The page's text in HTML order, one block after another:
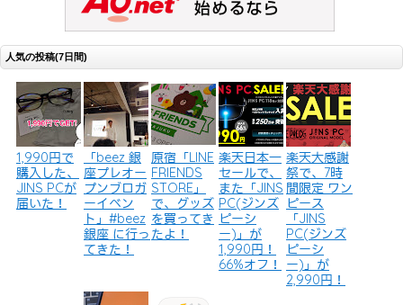
人気の投稿(7日間)
1,990円で
購入した、
JINS PCが
届いた！
「beez 銀
座プレオー
プンブロガ
ーイベン
ト」#beez
銀座 に行っ
てきた！
原宿「LINE
FRIENDS
STORE」
で、グッズ
を買ってき
たよ！
楽天日本一
セールで、
また「JINS
PC(ジンズ
ピーシ
ー)」が
1,990円！
66%オフ！
楽天大感謝
祭で、7時
間限定 ワン
ピース
「JINS
PC(ジンズ
ピーシ
ー)」が
2,990円！